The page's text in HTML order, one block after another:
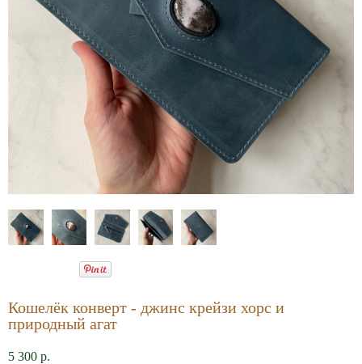
Кошелёк конверт - джинс крейзи хорс и
природный агат
5 300 p.